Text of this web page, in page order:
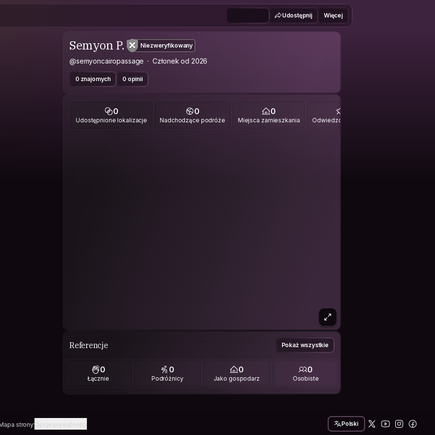
Udostępnij Więcej
Semyon P. Niezweryfikowany
@semyoncairopassage Członek od 2026
0 znajomych 0 opinii
0
Udostępnione lokalizacje
0
Nadchodzące podróże
0
Miejsca zamieszkania Odwiedzone miejsca
Referencje Pokaż wszystkie
0
Łącznie
0
Podróżnicy
0
Jako gospodarz
0
Osobiste
stronyOpcje prywatności Polski